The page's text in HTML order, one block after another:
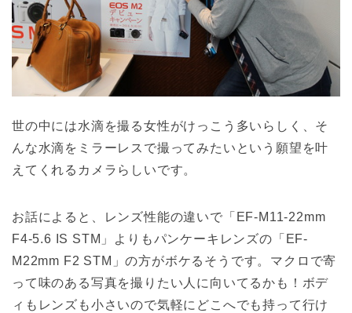
世の中には水滴を撮る女性がけっこう多いらしく、そ
んな水滴をミラーレスで撮ってみたいという願望を叶
えてくれるカメラらしいです。
お話によると、レンズ性能の違いで「EF-M11-22mm
F4-5.6 IS STM」よりもパンケーキレンズの「EF-
M22mm F2 STM」の方がボケるそうです。マクロで寄
って味のある写真を撮りたい人に向いてるかも！ボデ
ィもレンズも小さいので気軽にどこへでも持って行け